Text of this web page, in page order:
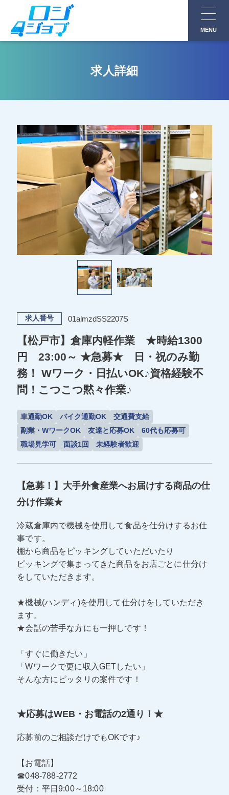
MENU
求人詳細
求人番号 01almzdSS2207S
【松戸市】倉庫内軽作業 ★時給1300
円 23:00～ ★急募★ 日・祝のみ勤
務！ Wワーク・日払いOK♪資格経験不
問！こつこつ黙々作業♪
車通勤OK バイク通勤OK
交通費支給
副業・WワークOK
友達と応募OK
60代も応募可
職場見学可
面談1回 未経験者歓迎
【急募！】大手外食産業へお届けする商品の仕
分け作業★
冷蔵倉庫内で機械を使用して食品を仕分けするお仕
事です。
棚から商品をピッキングしていただいたり
ピッキングで集まってきた商品をお店ごとに仕分け
をしていただきます。
★機械(ハンディ)を使用して仕分けをしていただき
ます。
★会話の苦手な方にも一押しです！
「すぐに働きたい」
「Wワークで更に収入GETしたい」
そんな方にピッタリの案件です！
★応募はWEB・お電話の2通り！★
応募前のご相談だけでもOKです♪
【お電話】
☎048-788-2772
受付：平日9:00～18:00